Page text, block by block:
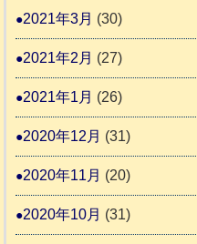
2021年3月 (30)
2021年2月 (27)
2021年1月 (26)
2020年12月 (31)
2020年11月 (20)
2020年10月 (31)